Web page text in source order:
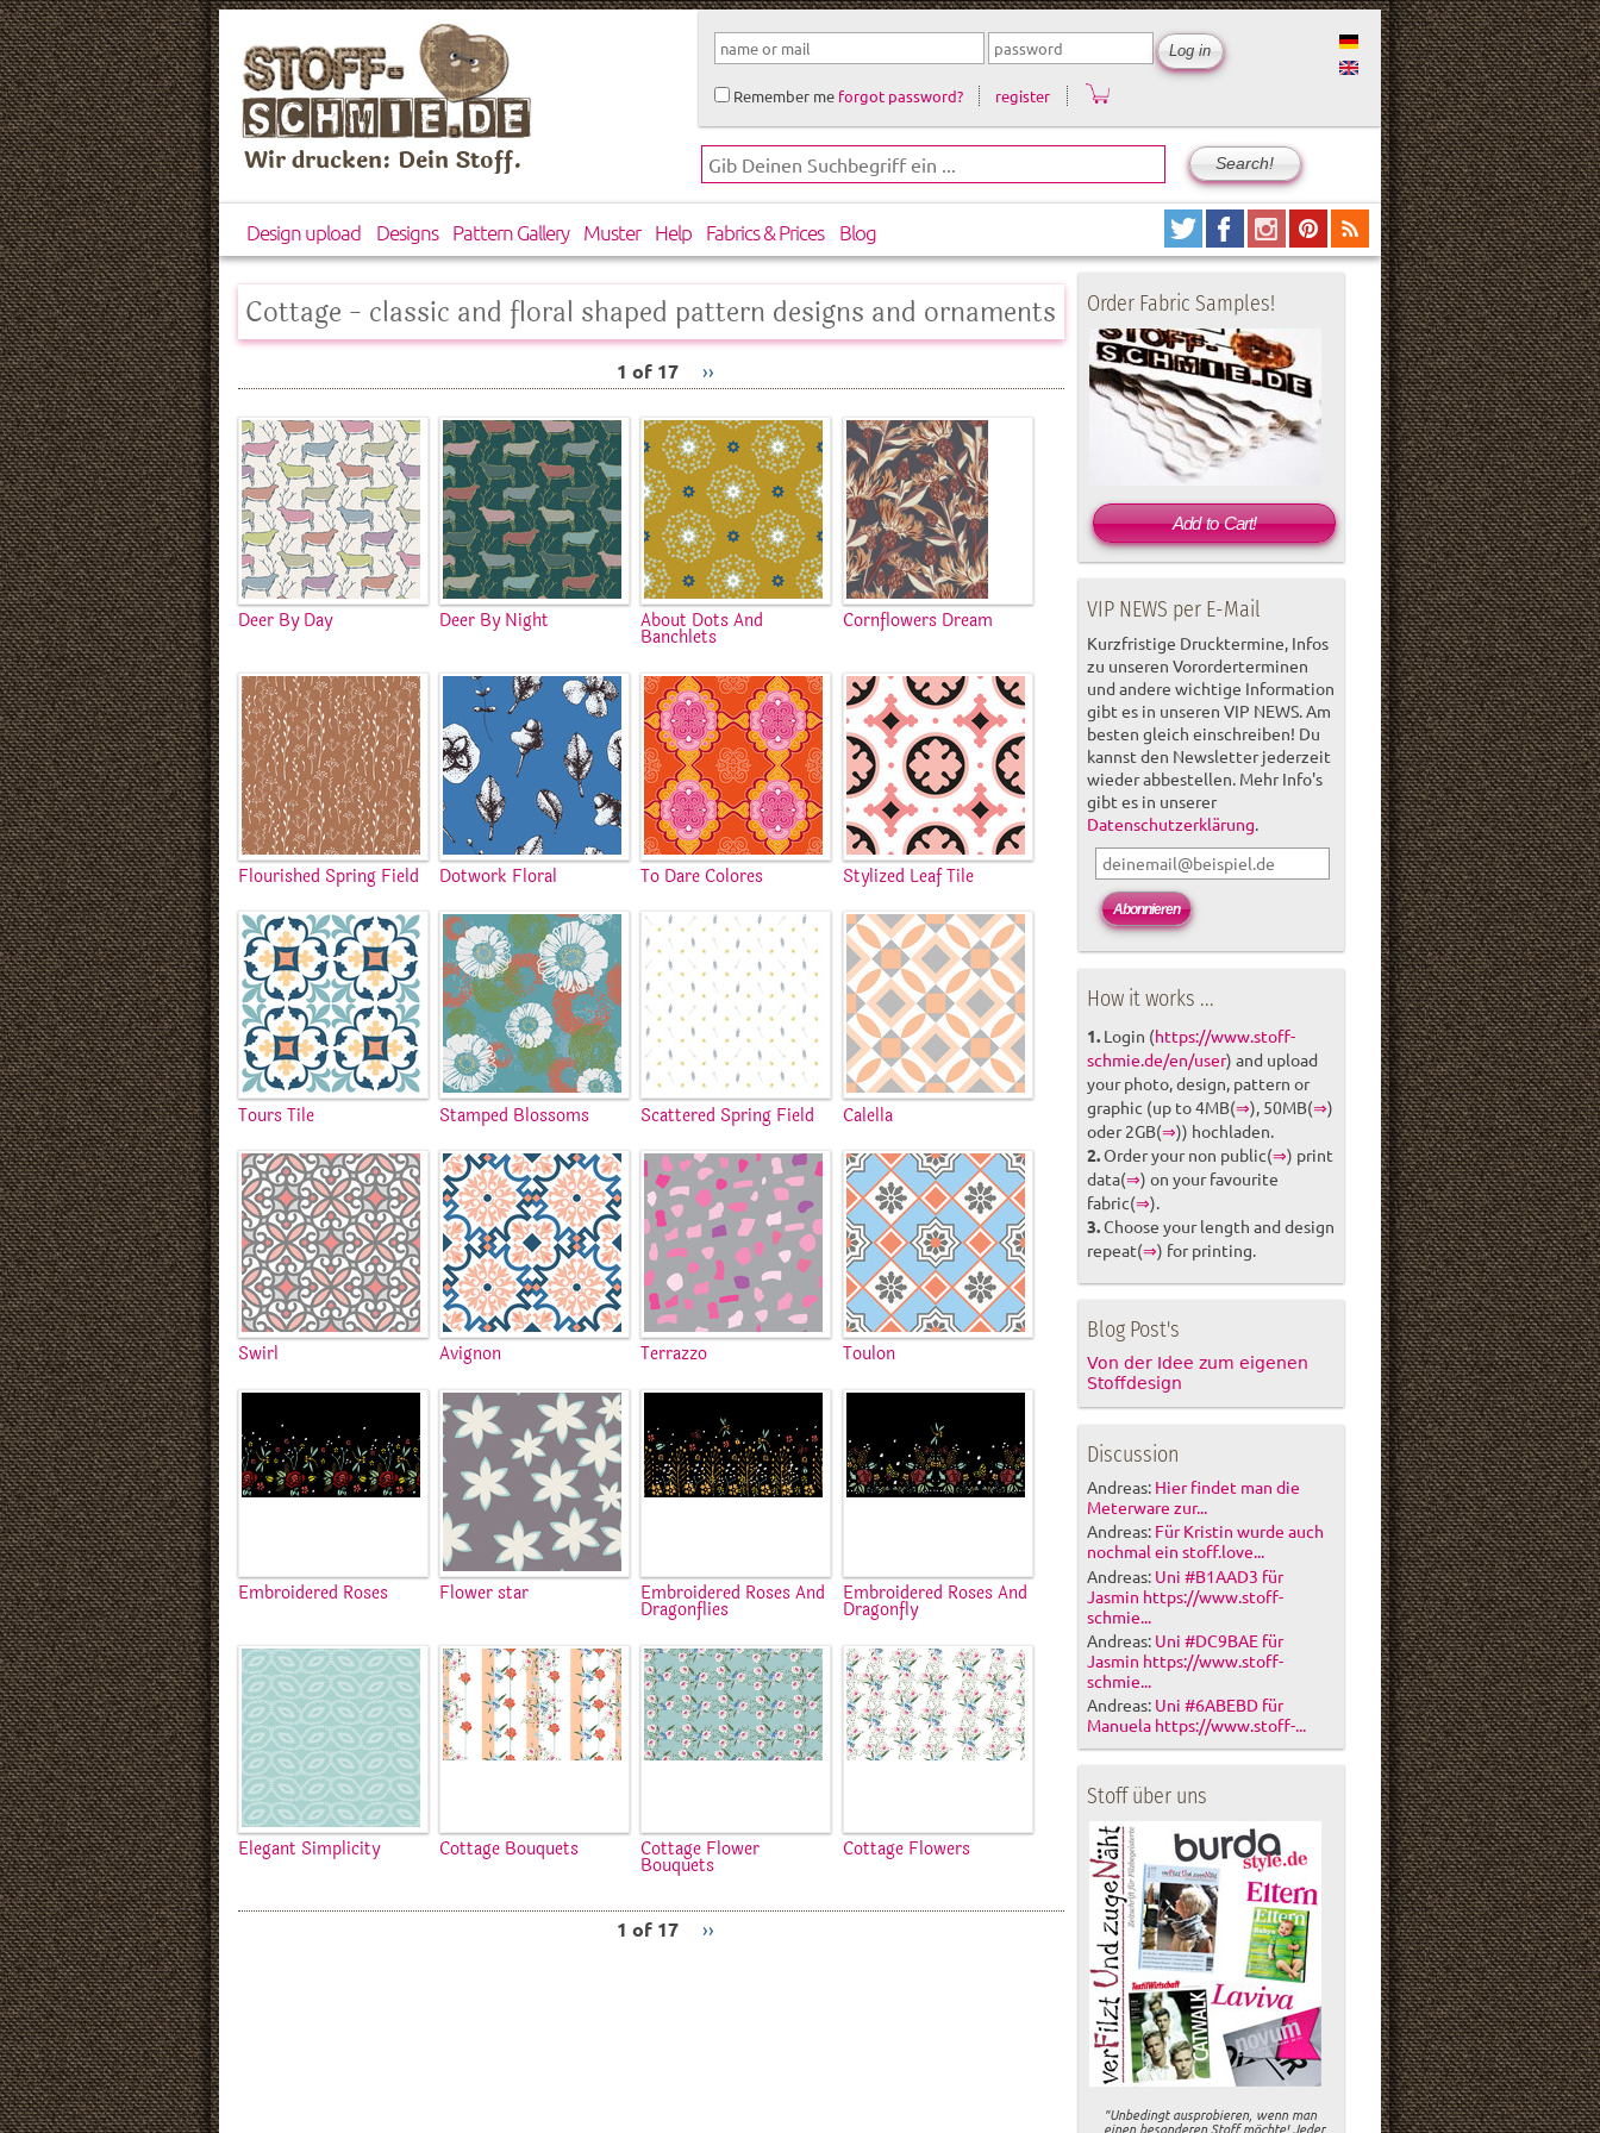
Wir drucken: Dein Stoff.
Remember me forgot password? register
Design upload Designs Pattern Gallery Muster Help Fabrics & Prices Blog
Cottage - classic and floral shaped pattern designs and ornaments
1 of 17 ››
Deer By Day Deer By Night About Dots And
Banchlets
Cornflowers Dream
Flourished Spring Field Dotwork Floral To Dare Colores Stylized Leaf Tile
Tours Tile Stamped Blossoms Scattered Spring Field Calella
Swirl Avignon Terrazzo Toulon
Embroidered Roses Flower star Embroidered Roses And
Dragonflies
Embroidered Roses And
Dragonfly
Elegant Simplicity Cottage Bouquets Cottage Flower
Bouquets
Cottage Flowers
1 of 17 ››
Order Fabric Samples!
Add to Cart!
VIP NEWS per E-Mail
Kurzfristige Drucktermine, Infos
zu unseren Vororderterminen
und andere wichtige Information
gibt es in unseren VIP NEWS. Am
besten gleich einschreiben! Du
kannst den Newsletter jederzeit
wieder abbestellen. Mehr Info's
gibt es in unserer
Datenschutzerklärung
How it works ...
1. Login (https://www.stoff-
schmie.de/en/user) and upload
your photo, design, pattern or
graphic (up to 4MB(⇒), 50MB(⇒)
oder 2GB(⇒)) hochladen.
2.Order your non public(⇒) print
data(⇒) on your favourite
fabric(⇒).
3.Choose your length and design
repeat(⇒) for printing.
Blog Post's
Von der Idee zum eigenen
Stoffdesign
Discussion
Andreas: Hier findet man die
Meterware zur...
Andreas: Für Kristin wurde auch
nochmal ein stoff.love...
Andreas: Uni #B1AAD3 für
Jasmin https://www.stoff-
schmie...
Andreas: Uni #DC9BAE für
Jasmin https://www.stoff-
schmie...
Andreas: Uni #6ABEBD für
Manuela https://www.stoff-...
Stoff über uns
"Unbedingt ausprobieren, wenn man
einen besonderen Stoff möchte! Jeder